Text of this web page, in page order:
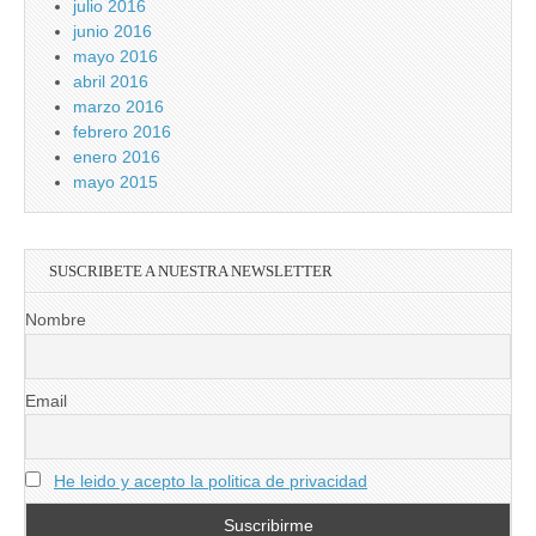
julio 2016
junio 2016
mayo 2016
abril 2016
marzo 2016
febrero 2016
enero 2016
mayo 2015
SUSCRIBETE A NUESTRA NEWSLETTER
Nombre
Email
He leido y acepto la politica de privacidad